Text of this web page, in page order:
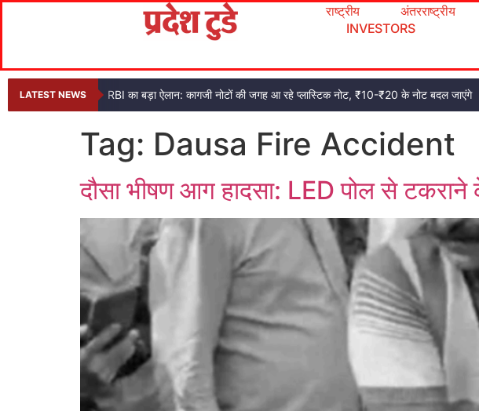
राष्ट्रीय अंतरराष्ट्रीय
INVESTORS
LATEST NEWS RBI का बड़ा ऐलान: कागजी नोटों की जगह आ रहे प्लास्टिक नोट, ₹10-₹20 के नोट बदल जाएंगे
Tag: Dausa Fire Accident
दौसा भीषण आग हादसा: LED पोल से